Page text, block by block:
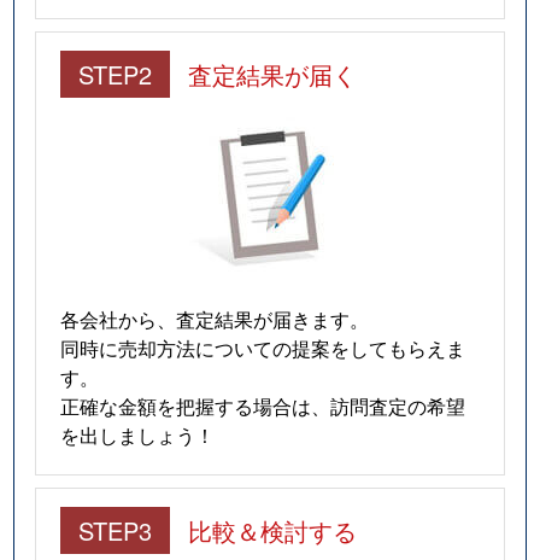
STEP2 査定結果が届く
各会社から、査定結果が届きます。
同時に売却方法についての提案をしてもらえま
す。
正確な金額を把握する場合は、訪問査定の希望
を出しましょう！
STEP3 比較＆検討する